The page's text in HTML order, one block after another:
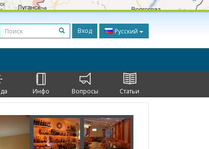
Вход Русский
Инфо Вопросы Статьи